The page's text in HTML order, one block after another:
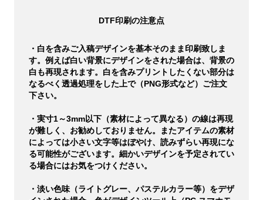
DTF印刷の注意点
・白を含みご入稿デザインを基本そのまま印刷致しま
す。例えば白い背景にデザインをされた場合は、背景の
白も再現されます。白を含みプリントしたくない部分は
なるべく透過処理をした上で（PNG形式など）ご注文
下さい。
・実寸1～3mm以下（素材によって異なる）の線は再現
が難しく、お勧めしておりません。またアイテムの素材
によっては小さい文字等はぼやけ、読みずらい再現にな
る可能性がございます。細かいデザインを予定されてい
る場合にはお気をつけください。
・淡い色味（ライトグレー、パステルカラー等）をデザ